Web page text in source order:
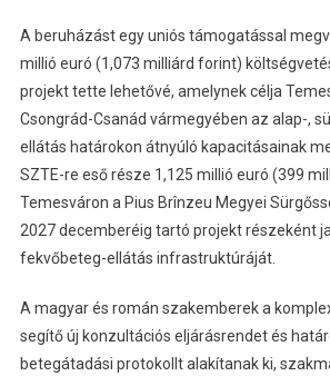
A beruházást egy uniós támogatással
millió euró (1,073 milliárd forint)
projekt tette lehetővé, amelynek célja
Csongrád-Csanád vármegyében az alap-,
ellátás határokon átnyúló kapacitásainak
SZTE-re eső része 1,125 millió euró (399
Temesváron a Pius Brînzeu Megyei
2027 decemberéig tartó projekt részeként
fekvőbeteg-ellátás infrastruktúráját.
A magyar és román szakemberek a
segítő új konzultációs eljárásrendet és
betegátadási protokollt alakítanak ki,